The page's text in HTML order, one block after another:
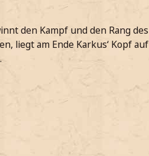
den Kampf und den Rang des
liegt am Ende Karkus‘ Kopf auf